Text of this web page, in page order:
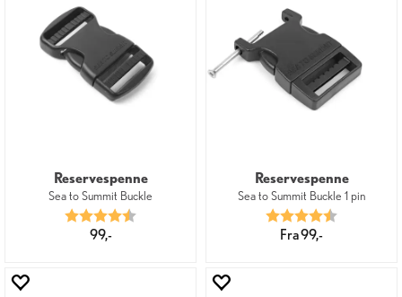
Reservespenne
Sea to Summit Buckle
Karakter:
99,-
Reservespenne
Sea to Summit Buckle 1 pin
Karakter:
Fra 99,-